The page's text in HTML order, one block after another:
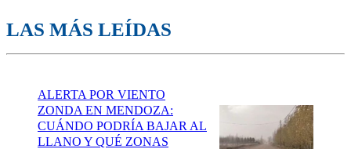
LAS MÁS LEÍDAS
ALERTA POR VIENTO
ZONDA EN MENDOZA:
CUÁNDO PODRÍA BAJAR AL
LLANO Y QUÉ ZONAS